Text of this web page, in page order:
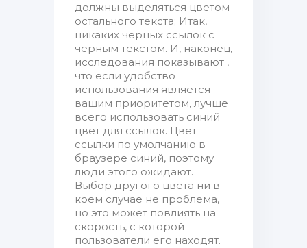
должны выделяться цветом
остального текста; Итак,
никаких черных ссылок с
черным текстом. И, наконец,
исследования показывают ,
что если удобство
использования является
вашим приоритетом, лучше
всего использовать синий
цвет для ссылок. Цвет
ссылки по умолчанию в
браузере синий, поэтому
люди этого ожидают.
Выбор другого цвета ни в
коем случае не проблема,
но это может повлиять на
скорость, с которой
пользователи его находят.